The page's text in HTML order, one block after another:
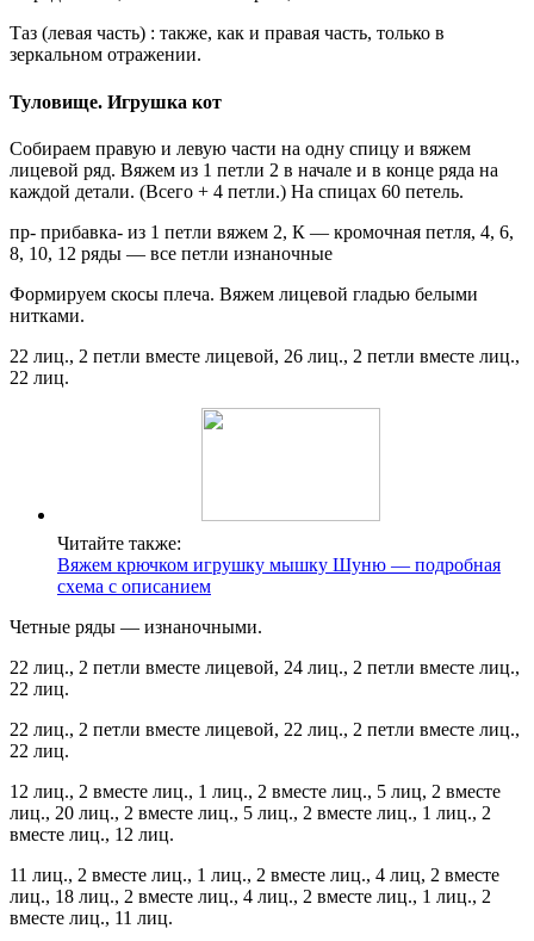
Таз (левая часть) : также, как и правая часть, только в
зеркальном отражении.
Туловище. Игрушка кот
Собираем правую и левую части на одну спицу и вяжем
лицевой ряд. Вяжем из 1 петли 2 в начале и в конце ряда на
каждой детали. (Всего + 4 петли.) На спицах 60 петель.
пр- прибавка- из 1 петли вяжем 2, К — кромочная петля, 4, 6,
8, 10, 12 ряды — все петли изнаночные
Формируем скосы плеча. Вяжем лицевой гладью белыми
нитками.
22 лиц., 2 петли вместе лицевой, 26 лиц., 2 петли вместе лиц.,
22 лиц.
Читайте также:
Вяжем крючком игрушку мышку Шуню — подробная
схема с описанием
Четные ряды — изнаночными.
22 лиц., 2 петли вместе лицевой, 24 лиц., 2 петли вместе лиц.,
22 лиц.
22 лиц., 2 петли вместе лицевой, 22 лиц., 2 петли вместе лиц.,
22 лиц.
12 лиц., 2 вместе лиц., 1 лиц., 2 вместе лиц., 5 лиц, 2 вместе
лиц., 20 лиц., 2 вместе лиц., 5 лиц., 2 вместе лиц., 1 лиц., 2
вместе лиц., 12 лиц.
11 лиц., 2 вместе лиц., 1 лиц., 2 вместе лиц., 4 лиц, 2 вместе
лиц., 18 лиц., 2 вместе лиц., 4 лиц., 2 вместе лиц., 1 лиц., 2
вместе лиц., 11 лиц.